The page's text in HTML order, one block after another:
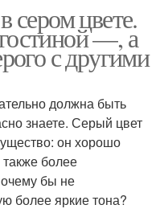
сером цвете.
—, а
с другими
должна быть
знаете. Серый цвет
он хорошо
более
бы не
более яркие тона?